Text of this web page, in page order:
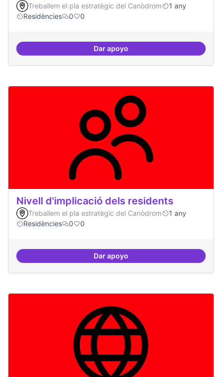
Treballem el pla estratègic del Canòdrom
1 any
Residències
0 0
Dar apoyo10 projectes consolidats
Nivell d'implicació dels residents
Treballem el pla estratègic del Canòdrom
1 any
Residències
0 0
Dar apoyoNivell d'implicació dels residents